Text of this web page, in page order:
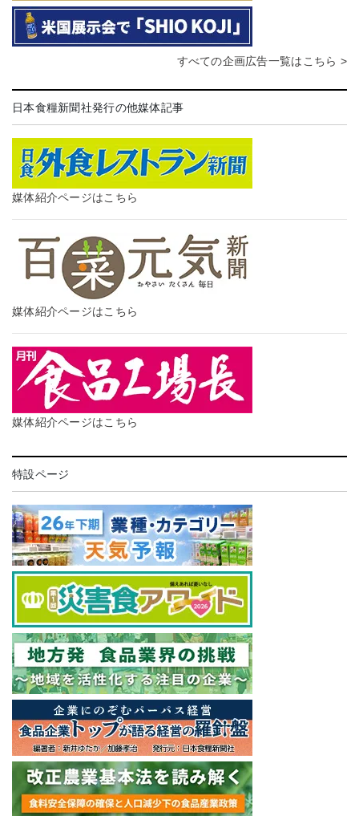
すべての企画広告一覧はこちら >
日本食糧新聞社発行の他媒体記事
媒体紹介ページはこちら
媒体紹介ページはこちら
媒体紹介ページはこちら
特設ページ